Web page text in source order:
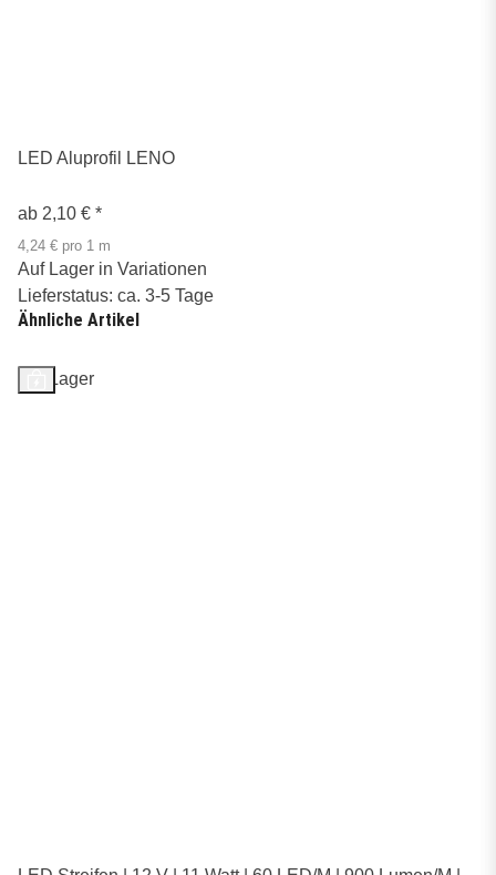
LED Aluprofil LENO
ab 2,10 € *
4,24 € pro 1 m
Auf Lager in Variationen
Lieferstatus: ca. 3-5 Tage
Ähnliche Artikel
Auf Lager